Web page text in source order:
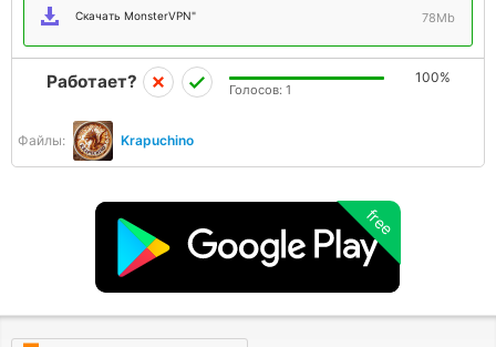
Скачать MonsterVPN" 78Mb
Файлы: Krapuchino
Работает? 100%
Голосов: 1
free